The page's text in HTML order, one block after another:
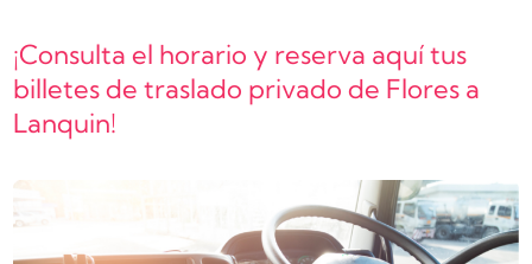
¡Consulta el horario y reserva aquí tus
billetes de traslado privado de Flores a
Lanquin!